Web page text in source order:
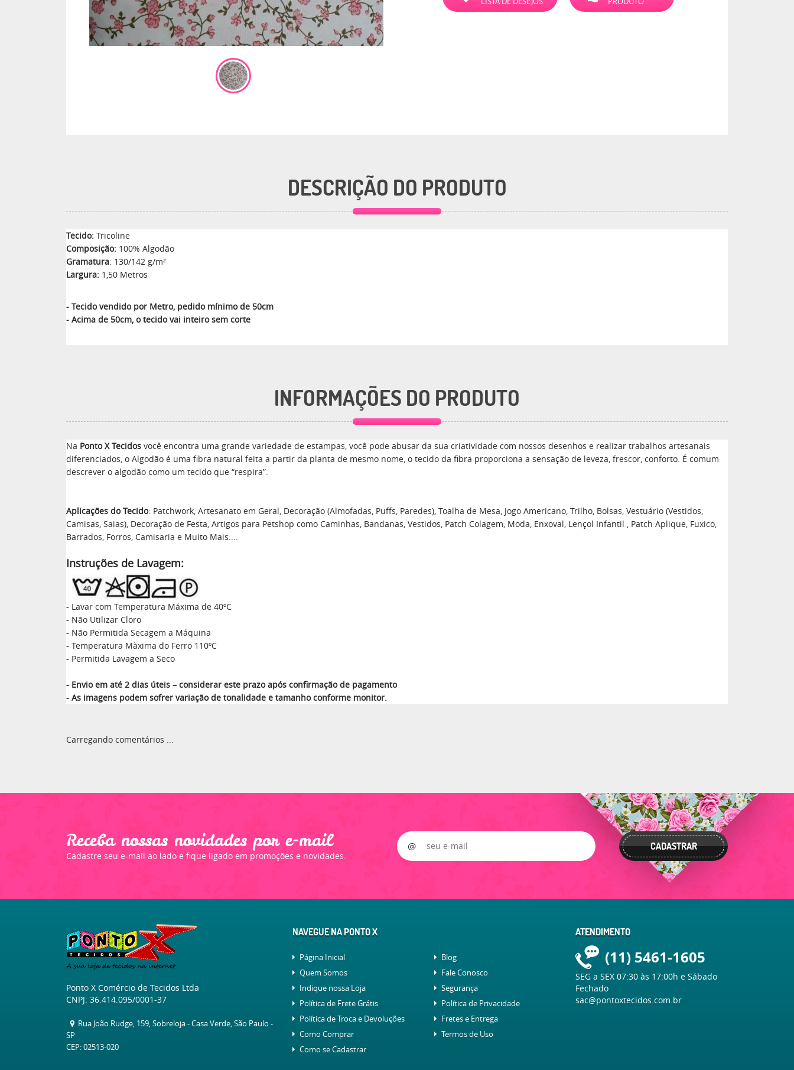
DESCRIÇÃO DO PRODUTO
Tecido: Tricoline
Composição: 100% Algodão
Gramatura: 130/142 g/m²
Largura: 1,50 Metros
- Tecido vendido por Metro, pedido mínimo de 50cm
- Acima de 50cm, o tecido vai inteiro sem corte
INFORMAÇÕES DO PRODUTO
Na Ponto X Tecidos você encontra uma grande variedade de estampas, você pode abusar da sua criatividade com nossos desenhos e realizar trabalhos artesanais
diferenciados, o Algodão é uma fibra natural feita a partir da planta de mesmo nome, o tecido da fibra proporciona a sensação de leveza, frescor, conforto. É comum
descrever o algodão como um tecido que “respira”.
Aplicações do Tecido: Patchwork, Artesanato em Geral, Decoração (Almofadas, Puffs, Paredes), Toalha de Mesa, Jogo Americano, Trilho, Bolsas, Vestuário (Vestidos,
Camisas, Saias), Decoração de Festa, Artigos para Petshop como Caminhas, Bandanas, Vestidos, Patch Colagem, Moda, Enxoval, Lençol Infantil , Patch Aplique, Fuxico,
Barrados, Forros, Camisaria e Muito Mais....
Instruções de Lavagem:
- Lavar com Temperatura Máxima de 40ºC
- Não Utilizar Cloro
- Não Permitida Secagem a Máquina
- Temperatura Màxima do Ferro 110ºC
- Permitida Lavagem a Seco
- Envio em até 2 dias úteis – considerar este prazo após confirmação de pagamento
- As imagens podem sofrer variação de tonalidade e tamanho conforme monitor.
Carregando comentários ...
Receba nossas novidades por e-mail
Cadastre seu e-mail ao lado e fique ligado em promoções e novidades.
CADASTRAR
Ponto X Comércio de Tecidos Ltda
CNPJ: 36.414.095/0001-37
Rua João Rudge, 159, Sobreloja-Casa Verde, São Paulo -
SP
CEP: 02513-020
NAVEGUE NA PONTO X
Página Inicial
Blog
Quem Somos
Fale Conosco
Indique nossa Loja
Segurança
Política de Frete Grátis
Política de Privacidade
Política de Troca e Devoluções
Fretes e Entrega
Como Comprar
Termos de Uso
Como se Cadastrar
ATENDIMENTO
(11) 5461-1605
SEG a SEX 07:30 às 17:00h e Sábado
Fechado
sac@pontoxtecidos.com.br